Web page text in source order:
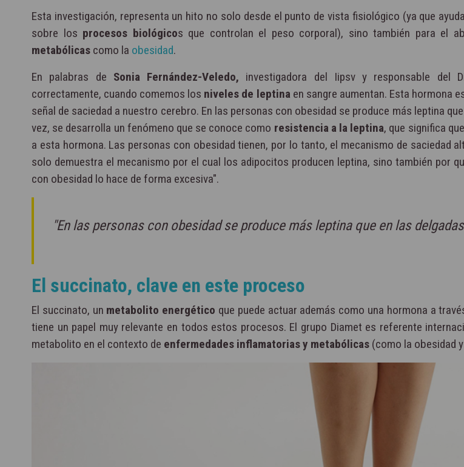
Esta investigación, representa un hito no solo desde el punto de vista fisiológico (ya que
sobre los procesos biológicos que controlan el peso corporal), sino también para el
metabólicas como la obesidad.
En palabras de Sonia Fernández-Veledo, investigadora del Iipsv y responsable del
correctamente, cuando comemos los niveles de leptinaen sangre aumentan. Esta hormona
señal de saciedad a nuestro cerebro. En las personas con obesidad se produce más leptina
vez, se desarrolla un fenómeno que se conoce como resistencia a la leptina, que significa
a esta hormona. Las personas con obesidad tienen, por lo tanto, el mecanismo de saciedad
solo demuestra el mecanismo por el cual los adipocitos producen leptina, sino también por
con obesidad lo hace de forma excesiva".
"En las personas con obesidad se produce más leptina que en las
El succinato, clave en este proceso
El succinato, un metabolito energético que puede actuar además como una hormona a
tiene un papel muy relevante en todos estos procesos. El grupo Diamet es referente
metabolito en el contexto de enfermedades inflamatorias y metabólicas (como la obesidad